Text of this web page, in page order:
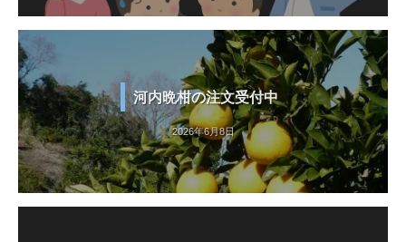
河内晩柑の注文受付中
2026年6月8日